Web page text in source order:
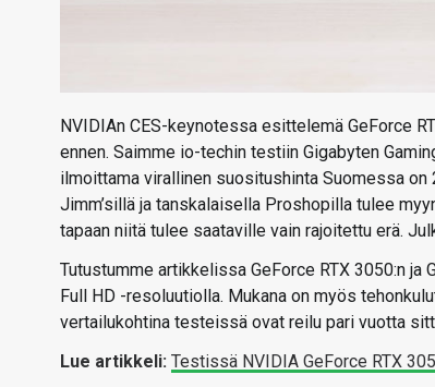
NVIDIAn CES-keynotessa esittelemä GeForce
ennen. Saimme io-techin testiin Gigabyten
ilmoittama virallinen suositushinta Suomessa
Jimm’sillä ja tanskalaisella Proshopilla tulee
tapaan niitä tulee saataville vain rajoitettu erä.
Tutustumme artikkelissa GeForce RTX 3050:n
Full HD -resoluutiolla. Mukana on myös
vertailukohtina testeissä ovat reilu pari vuotta
Lue artikkeli: Testissä NVIDIA GeForce RTX